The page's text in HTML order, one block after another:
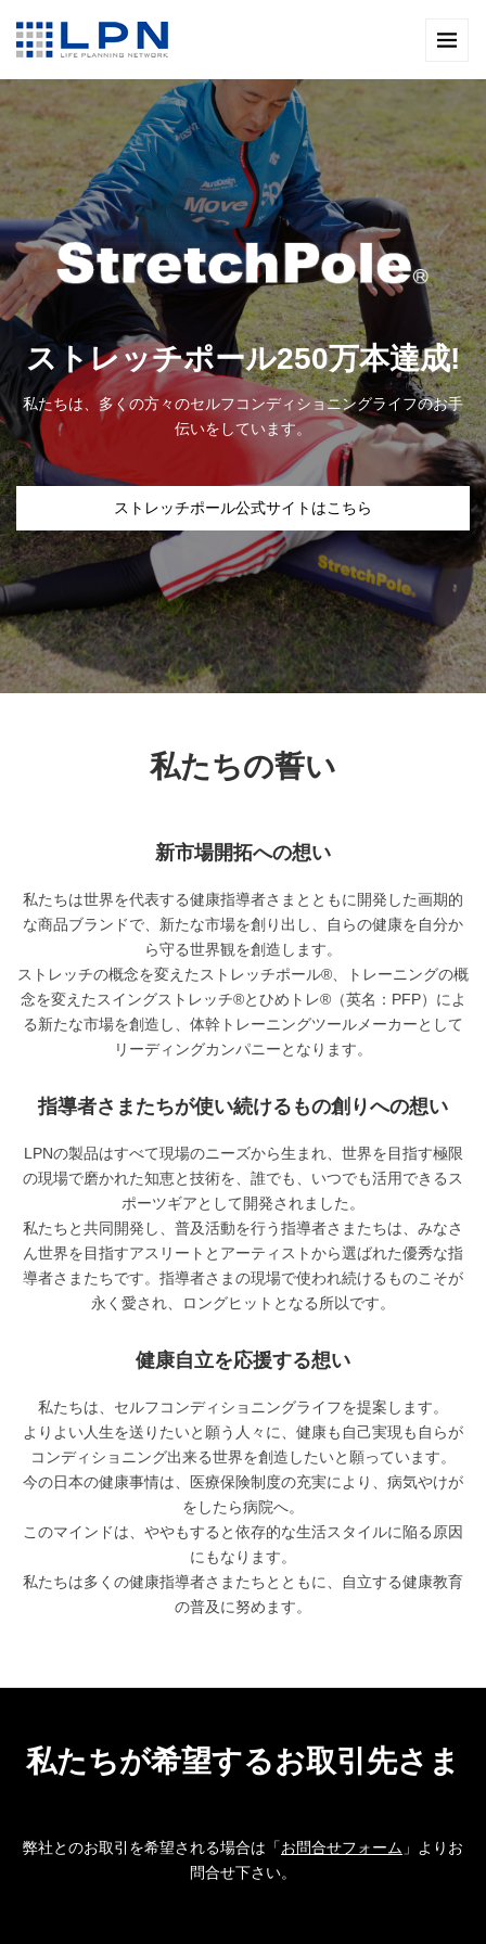
ストレッチポール250万本達成!
私たちは、多くの方々のセルフコンディショニングライフのお手
伝いをしています。
ストレッチポール公式サイトはこちら
私たちの誓い
新市場開拓への想い
私たちは世界を代表する健康指導者さまとともに開発した画期的
な商品ブランドで、新たな市場を創り出し、自らの健康を自分か
ら守る世界観を創造します。
ストレッチの概念を変えたストレッチポール®、トレーニングの概
念を変えたスイングストレッチ®とひめトレ®（英名：PFP）によ
る新たな市場を創造し、体幹トレーニングツールメーカーとして
リーディングカンパニーとなります。
指導者さまたちが使い続けるもの創りへの想い
LPNの製品はすべて現場のニーズから生まれ、世界を目指す極限
の現場で磨かれた知恵と技術を、誰でも、いつでも活用できるス
ポーツギアとして開発されました。
私たちと共同開発し、普及活動を行う指導者さまたちは、みなさ
ん世界を目指すアスリートとアーティストから選ばれた優秀な指
導者さまたちです。指導者さまの現場で使われ続けるものこそが
永く愛され、ロングヒットとなる所以です。
健康自立を応援する想い
私たちは、セルフコンディショニングライフを提案します。
よりよい人生を送りたいと願う人々に、健康も自己実現も自らが
コンディショニング出来る世界を創造したいと願っています。
今の日本の健康事情は、医療保険制度の充実により、病気やけが
をしたら病院へ。
このマインドは、ややもすると依存的な生活スタイルに陥る原因
にもなります。
私たちは多くの健康指導者さまたちとともに、自立する健康教育
の普及に努めます。
私たちが希望するお取引先さま
弊社とのお取引を希望される場合は「お問合せフォーム 」よりお
問合せ下さい。